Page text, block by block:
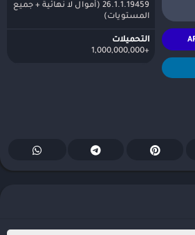
26.1.1.19459 (أموال لا نهائية + جميع
المستويات)
التحميلات
+1,000,000,000